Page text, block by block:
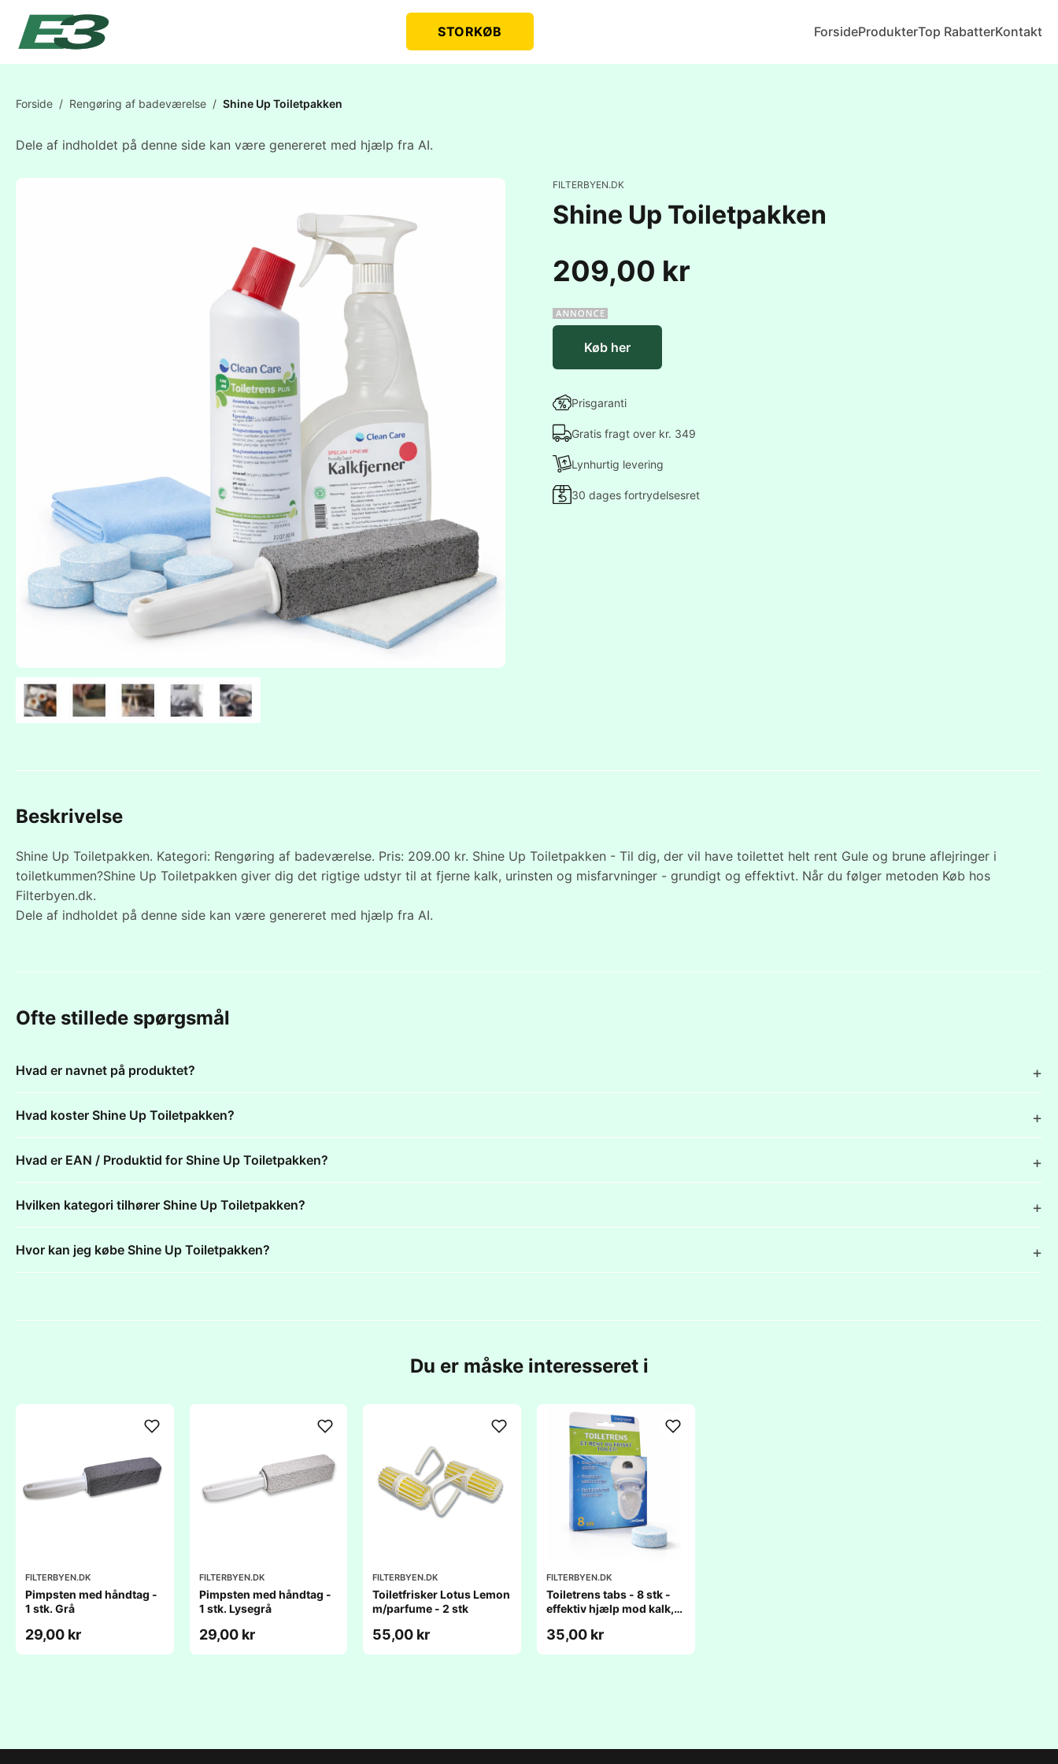
STORKØB ForsideProdukterTop RabatterKontakt
Forside / Rengøring af badeværelse / Shine Up Toiletpakken
Dele af indholdet på denne side kan være genereret med hjælp fra AI.
FILTERBYEN.DK
Shine Up Toiletpakken
209,00 kr
Køb her
Prisgaranti
Gratis fragt over kr. 349
Lynhurtig levering
30 dages fortrydelsesret
Beskrivelse
Shine Up Toiletpakken. Kategori: Rengøring af badeværelse. Pris: 209.00 kr. Shine Up Toiletpakken - Til dig, der vil have toilettet helt rent Gule og brune aflejringer i
toiletkummen?Shine Up Toiletpakken giver dig det rigtige udstyr til at fjerne kalk, urinsten og misfarvninger - grundigt og effektivt. Når du følger metoden Køb hos
Filterbyen.dk.
Dele af indholdet på denne side kan være genereret med hjælp fra AI.
Ofte stillede spørgsmål
Hvad er navnet på produktet?
Hvad koster Shine Up Toiletpakken?
Hvad er EAN / Produktid for Shine Up Toiletpakken?
Hvilken kategori tilhører Shine Up Toiletpakken?
Hvor kan jeg købe Shine Up Toiletpakken?
Du er måske interesseret i
FILTERBYEN.DK
Pimpsten med håndtag -
1 stk. Grå
29,00 kr
FILTERBYEN.DK
Pimpsten med håndtag -
1 stk. Lysegrå
29,00 kr
FILTERBYEN.DK
Toiletfrisker Lotus Lemon
m/parfume - 2 stk
55,00 kr
FILTERBYEN.DK
Toiletrens tabs - 8 stk -
effektiv hjælp mod kalk,
lugt
35,00 kr